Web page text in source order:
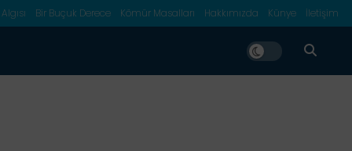
Bir Buçuk Derece Kömür Masalları Hakkımızda Künye İletişim